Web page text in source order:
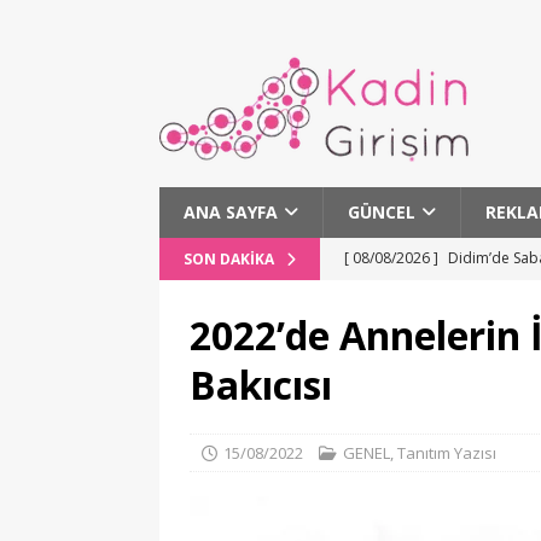
ANA SAYFA GÜNCEL
SON DAKIKA [ 08/08/2026 ] Didim’de
[ 07/08/2026 ]
Böbrekleri
SANAT
2022’de
Bakıcısı
15/08/2022 GENEL,Tanıtım Yazısı